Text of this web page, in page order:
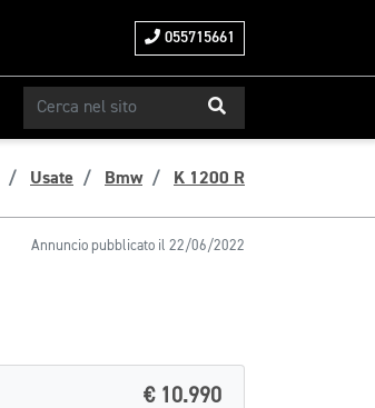
055715661
Usate Bmw K 1200 R
Annuncio pubblicato il 22/06/2022
€ 10.990